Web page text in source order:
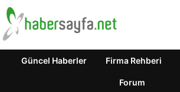
Güncel Haberler Firma Rehberi
Forum